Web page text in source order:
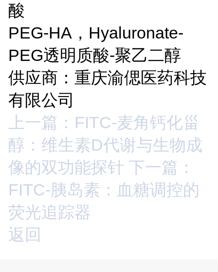
酸
PEG-HA ， Hyaluronate-
PEG透明质酸-聚乙二醇
供应商：重庆渝偲医药科技
有限公司
上一篇：FITC-麦角钙化甾
醇：维生素D代谢与生物成
像的双功能探针 下一篇：
FITC-胰岛素：血糖调控的
荧光追踪器
返回